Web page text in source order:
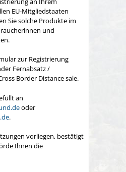
EU-Mitgliedstaaten
Sie solche Produkte im
und
zur Registrierung
Fernabsatz /
Border Distance sale.
an
oder
.
vorliegen, bestätigt
Ihnen die